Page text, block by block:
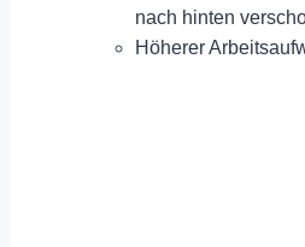
nach hinten
Höherer